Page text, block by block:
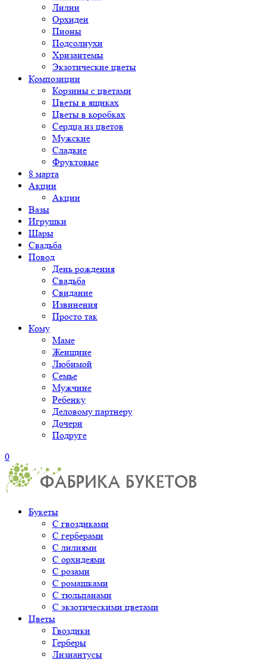
Лилии
Орхидеи
Пионы
Подсолнухи
Хризантемы
Экзотические цветы
Композиции
Корзины с цветами
Цветы в ящиках
Цветы в коробках
Сердца из цветов
Мужские
Сладкие
Фруктовые
8 марта
Акции
Акции
Вазы
Игрушки
Шары
Свадьба
Повод
День рождения
Свадьба
Свидание
Извинения
Просто так
Кому
Маме
Женщине
Любимой
Семье
Мужчине
Ребенку
Деловому партнеру
Дочери
Подруге
0
Букеты
С гвоздиками
С герберами
С лилиями
С орхидеями
С розами
С ромашками
С тюльпанами
С экзотическими цветами
Цветы
Гвоздики
Герберы
Лизиантусы